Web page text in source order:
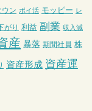
ウン ポイ活 モッピー レ
がり 利益 副業 収入減
産 暴落 期間社員 株
資産形成 資産運